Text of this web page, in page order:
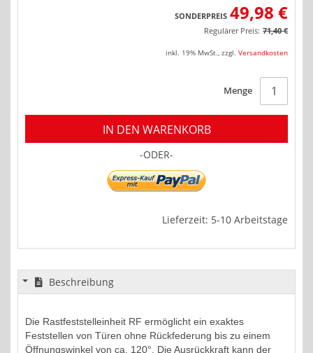
SONDERPREIS 49,98 €
Regulärer Preis: 71,40 €
inkl. 19% MwSt. zzgl. Versandkosten
Menge
IN DEN WARENKORB
-ODER-
Lieferzeit: 5-10 Arbeitstage
Beschreibung
Die Rastfeststelleinheit RF ermöglicht ein exaktes
Feststellen von Türen ohne Rückfederung bis zu einem
Öffnungswinkel von ca. 120°. Die Ausrückkraft kann der